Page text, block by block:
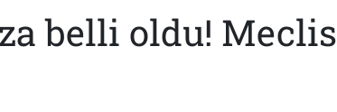
belli oldu! Meclis